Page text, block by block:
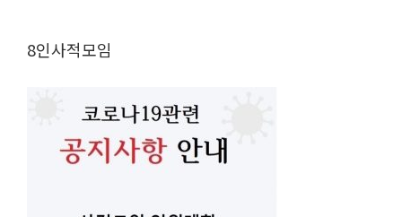
8인사적모임